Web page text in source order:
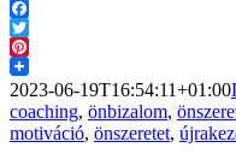
Facebook
Twitter
Pinterest
2023-06-19T16:54:11+01:00
coaching, önbizalom,
motiváció, önszeretet,